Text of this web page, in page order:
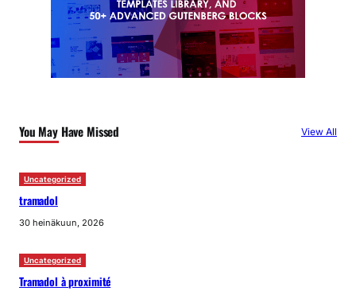
You May Have Missed View All
Uncategorized
tramadol
30 heinäkuun, 2026
Uncategorized
Tramadol à proximité